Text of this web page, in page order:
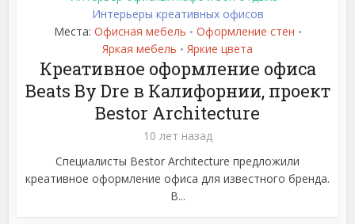
Интерьеры креативных офисов
Места: Офисная мебель • Оформление стен •
Яркая мебель • Яркие цвета
Креативное оформление офиса
Beats By Dre в Калифорнии, проект
Bestor Architecture
10 лет назад
Специалисты Bestor Architecture предложили
креативное оформление офиса для известного бренда.
В...